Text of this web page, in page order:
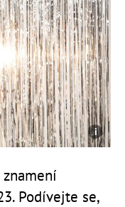
Podívejte se,